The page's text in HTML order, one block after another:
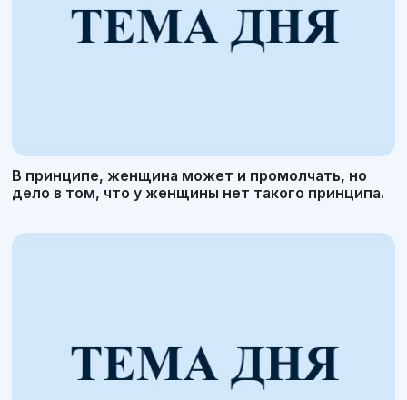
В принципе, женщина может и промолчать, но
дело в том, что у женщины нет такого принципа.